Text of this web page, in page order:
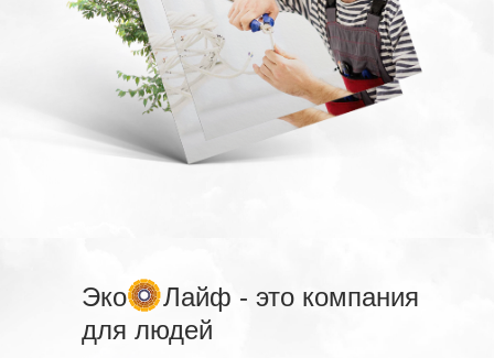
Лайф - это компания
Эко
для людей